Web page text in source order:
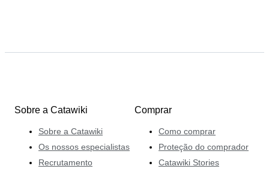
Sobre a Catawiki
Sobre a Catawiki
Os nossos especialistas
Recrutamento
Comprar
Como comprar
Proteção do comprador
Catawiki Stories